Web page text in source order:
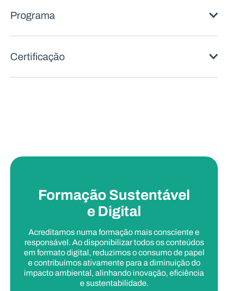
Programa
Certificação
Formação Sustentável
e Digital
Acreditamos numa formação mais consciente e
responsável. Ao disponibilizar todos os conteúdos
em formato digital, reduzimos o consumo de papel
e contribuímos ativamente para a diminuição do
impacto ambiental, alinhando inovação, eficiência
e sustentabilidade.